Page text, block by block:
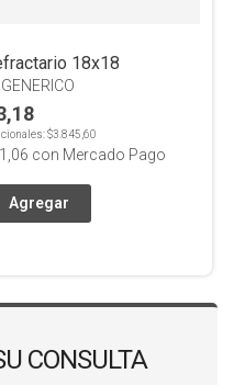
18x18
GENERICO
$3.845,60
con Mercado Pago
CONSULTA